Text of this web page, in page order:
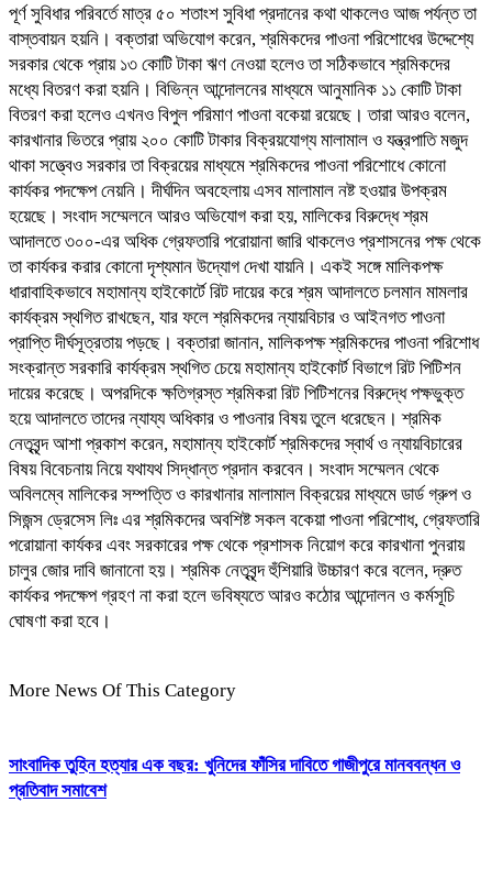
পূর্ণ সুবিধার পরিবর্তে মাত্র ৫০ শতাংশ সুবিধা প্রদানের কথা থাকলেও আজ পর্যন্ত তা
বাস্তবায়ন হয়নি। বক্তারা অভিযোগ করেন, শ্রমিকদের পাওনা পরিশোধের উদ্দেশ্যে
সরকার থেকে প্রায় ১৩ কোটি টাকা ঋণ নেওয়া হলেও তা সঠিকভাবে শ্রমিকদের
মধ্যে বিতরণ করা হয়নি। বিভিন্ন আন্দোলনের মাধ্যমে আনুমানিক ১১ কোটি টাকা
বিতরণ করা হলেও এখনও বিপুল পরিমাণ পাওনা বকেয়া রয়েছে। তারা আরও বলেন,
কারখানার ভিতরে প্রায় ২০০ কোটি টাকার বিক্রয়যোগ্য মালামাল ও যন্ত্রপাতি মজুদ
থাকা সত্ত্বেও সরকার তা বিক্রয়ের মাধ্যমে শ্রমিকদের পাওনা পরিশোধে কোনো
কার্যকর পদক্ষেপ নেয়নি। দীর্ঘদিন অবহেলায় এসব মালামাল নষ্ট হওয়ার উপক্রম
হয়েছে। সংবাদ সম্মেলনে আরও অভিযোগ করা হয়, মালিকের বিরুদ্ধে শ্রম
আদালতে ৩০০-এর অধিক গ্রেফতারি পরোয়ানা জারি থাকলেও প্রশাসনের পক্ষ থেকে
তা কার্যকর করার কোনো দৃশ্যমান উদ্যোগ দেখা যায়নি। একই সঙ্গে মালিকপক্ষ
ধারাবাহিকভাবে মহামান্য হাইকোর্টে রিট দায়ের করে শ্রম আদালতে চলমান মামলার
কার্যক্রম স্থগিত রাখছেন, যার ফলে শ্রমিকদের ন্যায়বিচার ও আইনগত পাওনা
প্রাপ্তি দীর্ঘসূত্রতায় পড়ছে। বক্তারা জানান, মালিকপক্ষ শ্রমিকদের পাওনা পরিশোধ
সংক্রান্ত সরকারি কার্যক্রম স্থগিত চেয়ে মহামান্য হাইকোর্ট বিভাগে রিট পিটিশন
দায়ের করেছে। অপরদিকে ক্ষতিগ্রস্ত শ্রমিকরা রিট পিটিশনের বিরুদ্ধে পক্ষভুক্ত
হয়ে আদালতে তাদের ন্যায্য অধিকার ও পাওনার বিষয় তুলে ধরেছেন। শ্রমিক
নেতৃবৃন্দ আশা প্রকাশ করেন, মহামান্য হাইকোর্ট শ্রমিকদের স্বার্থ ও ন্যায়বিচারের
বিষয় বিবেচনায় নিয়ে যথাযথ সিদ্ধান্ত প্রদান করবেন। সংবাদ সম্মেলন থেকে
অবিলম্বে মালিকের সম্পত্তি ও কারখানার মালামাল বিক্রয়ের মাধ্যমে ডার্ড গ্রুপ ও
সিজন্স ড্রেসেস লিঃ এর শ্রমিকদের অবশিষ্ট সকল বকেয়া পাওনা পরিশোধ, গ্রেফতারি
পরোয়ানা কার্যকর এবং সরকারের পক্ষ থেকে প্রশাসক নিয়োগ করে কারখানা পুনরায়
চালুর জোর দাবি জানানো হয়। শ্রমিক নেতৃবৃন্দ হুঁশিয়ারি উচ্চারণ করে বলেন, দ্রুত
কার্যকর পদক্ষেপ গ্রহণ না করা হলে ভবিষ্যতে আরও কঠোর আন্দোলন ও কর্মসূচি
ঘোষণা করা হবে।
More News Of This Category
সাংবাদিক তুহিন হত্যার এক বছর: খুনিদের ফাঁসির দাবিতে গাজীপুরে মানববন্ধন ও
প্রতিবাদ সমাবেশ